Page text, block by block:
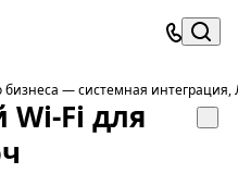
бизнеса — системная
Fi для